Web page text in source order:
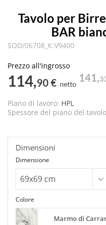
Tavolo per
BAR
SOD/06708_K:V9400
Prezzo all'ingrosso
114,90 € netto
141,
Piano di lavoro: HPL
Spessore del piano del
Colore
Marmo di
Dimensione
Dimensioni